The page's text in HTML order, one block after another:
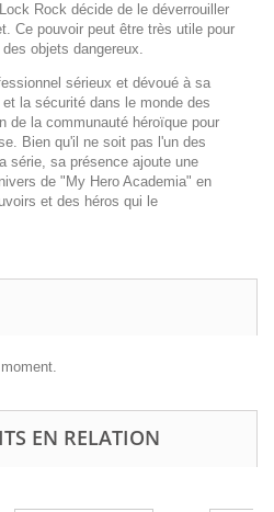
Rock décide de le déverrouiller
Ce pouvoir peut être très utile pour
objets dangereux.
sérieux et dévoué à sa
la sécurité dans le monde des
de la communauté héroïque pour
Bien qu'il ne soit pas l'un des
série, sa présence ajoute une
de "My Hero Academia" en
et des héros qui le
EN RELATION